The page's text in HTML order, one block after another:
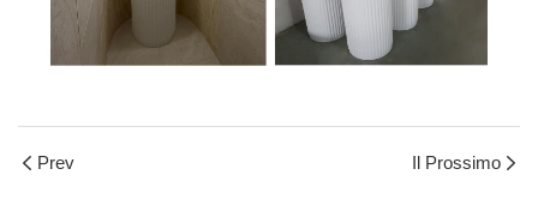
Prev Il Prossimo